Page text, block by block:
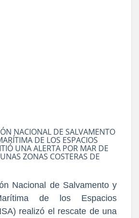
NACIONAL DE SALVAMENTO
DE LOS ESPACIOS
UNA ALERTA POR MAR DE
ZONAS COSTERAS DE
Nacional de Salvamento y
de los Espacios
realizó el rescate de una